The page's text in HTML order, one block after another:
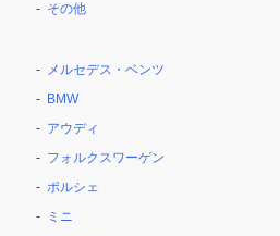
その他
メルセデス・ベンツ
BMW
アウディ
フォルクスワーゲン
ポルシェ
ミニ